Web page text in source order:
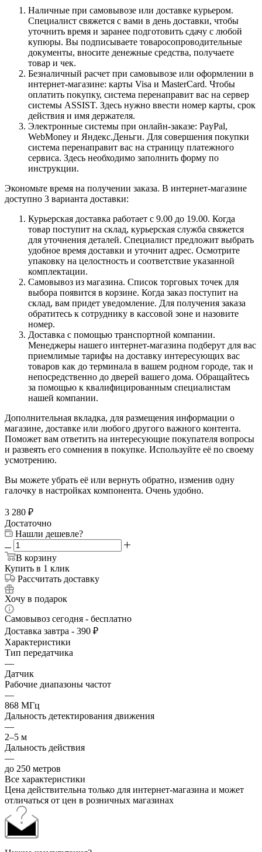
Наличные при самовывозе или доставке курьером.
Специалист свяжется с вами в день доставки, чтобы
уточнить время и заранее подготовить сдачу с любой
купюры. Вы подписываете товаросопроводительные
документы, вносите денежные средства, получаете
товар и чек.
Безналичный расчет при самовывозе или оформлении в
интернет-магазине: карты Visa и MasterCard. Чтобы
оплатить покупку, система перенаправит вас на сервер
системы ASSIST. Здесь нужно ввести номер карты, срок
действия и имя держателя.
Электронные системы при онлайн-заказе: PayPal,
WebMoney и Яндекс.Деньги. Для совершения покупки
система перенаправит вас на страницу платежного
сервиса. Здесь необходимо заполнить форму по
инструкции.
Экономьте время на получении заказа. В интернет-магазине
доступно 3 варианта доставки:
Курьерская доставка работает с 9.00 до 19.00. Когда
товар поступит на склад, курьерская служба свяжется
для уточнения деталей. Специалист предложит выбрать
удобное время доставки и уточнит адрес. Осмотрите
упаковку на целостность и соответствие указанной
комплектации.
Самовывоз из магазина. Список торговых точек для
выбора появится в корзине. Когда заказ поступит на
склад, вам придет уведомление. Для получения заказа
обратитесь к сотруднику в кассовой зоне и назовите
номер.
Доставка с помощью транспортной компании.
Менеджеры нашего интернет-магазина подберут для вас
приемлимые тарифы на доставку интересующих вас
товаров как до терминала в вашем родном городе, так и
непосредственно до дверей вашего дома. Обращайтесь
за помощью к квалифицированным специалистам
нашей компании.
Дополнительная вкладка, для размещения информации о
магазине, доставке или любого другого важного контента.
Поможет вам ответить на интересующие покупателя вопросы
и развеять его сомнения в покупке. Используйте её по своему
усмотрению.
Вы можете убрать её или вернуть обратно, изменив одну
галочку в настройках компонента. Очень удобно.
3 280 ₽
Достаточно
Нашли дешевле?
В корзину
Купить в 1 клик
Рассчитать доставку
Хочу в подарок
Самовывоз сегодня - бесплатно
Доставка завтра - 390 ₽
Характеристики
Тип передатчика
—
Датчик
Рабочие диапазоны частот
—
868 МГц
Дальность детектирования движения
—
2–5 м
Дальность действия
—
до 250 метров
Все характеристики
Цена действительна только для интернет-магазина и может
отличаться от цен в розничных магазинах